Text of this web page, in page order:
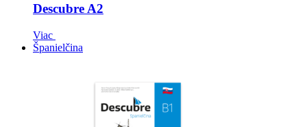
Descubre A2
Viac
Španielčina